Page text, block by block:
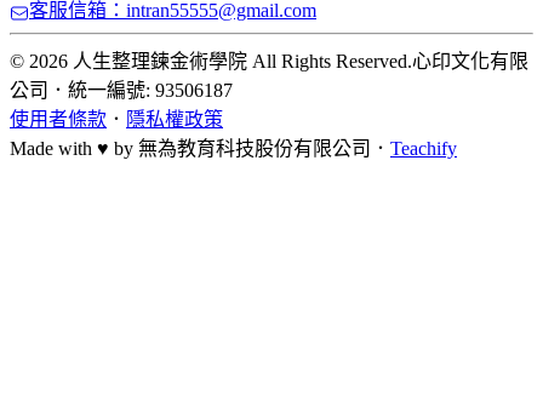
客服信箱：intran55555@gmail.com
© 2026 人生整理鍊金術學院 All Rights Reserved.心印文化有限
公司 ． 統一編號: 93506187
使用者條款 ． 隱私權政策
Made with ♥ by 無為教育科技股份有限公司． Teachify